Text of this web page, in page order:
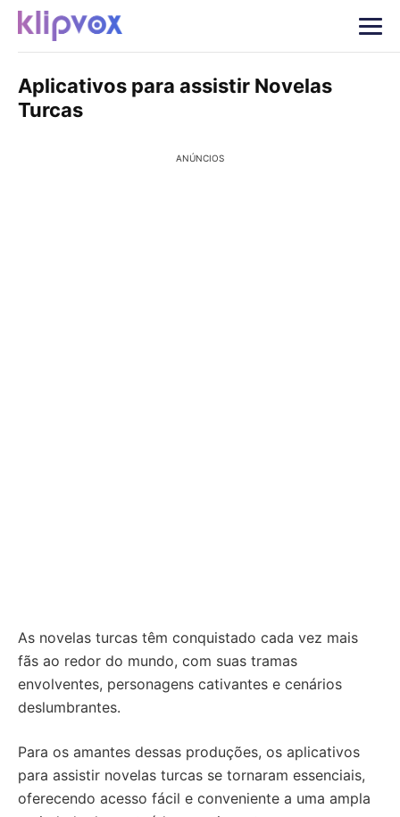
Aplicativos para assistir Novelas
Turcas
ANÚNCIOS
As novelas turcas têm conquistado cada vez mais
fãs ao redor do mundo, com suas tramas
envolventes, personagens cativantes e cenários
deslumbrantes.
Para os amantes dessas produções, os aplicativos
para assistir novelas turcas se tornaram essenciais,
oferecendo acesso fácil e conveniente a uma ampla